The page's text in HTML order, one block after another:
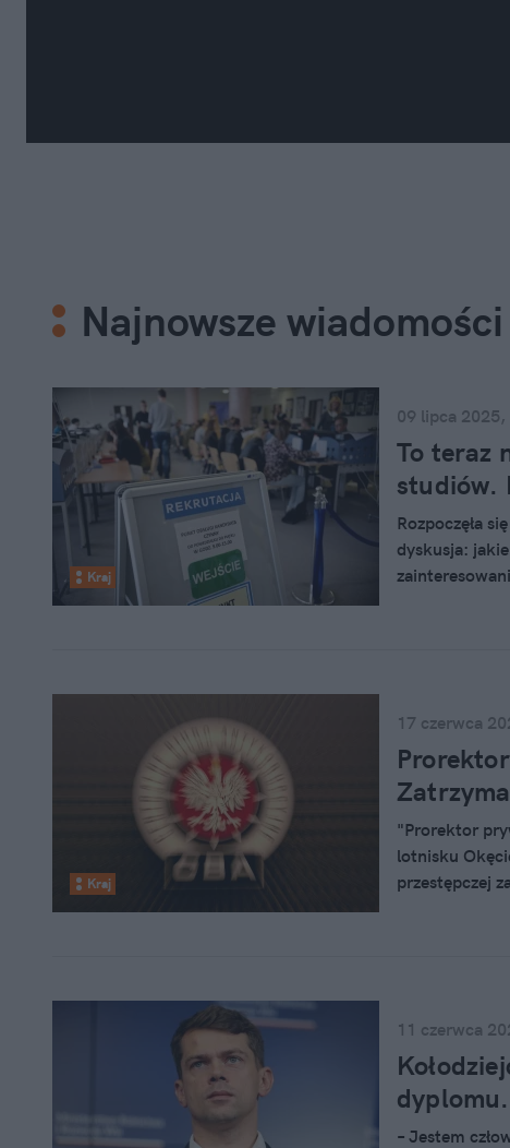
Najnowsze wiadomości
Kraj
09 lipca
To teraz
studiów.
Rozpoczęła
dyskusja:
Kraj
17 czerwca
"Prorektor
lotnisku
przestępczej
11 czerwca
– Jestem